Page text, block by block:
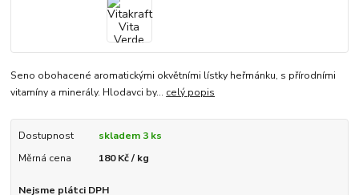
Seno obohacené aromatickými okvětními lístky heřmánku, s přírodními
vitamíny a minerály. Hlodavci by... celý popis
Dostupnost
skladem 3 ks
Měrná cena
180 Kč / kg
Nejsme plátci DPH